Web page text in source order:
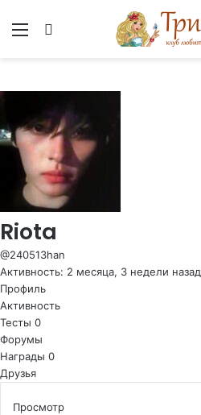
Меню
Riota
@240513han
Активность: 2 месяца, 3 недели назад
Профиль
Активность
Тесты 0
Форумы
Награды 0
Друзья
Просмотр